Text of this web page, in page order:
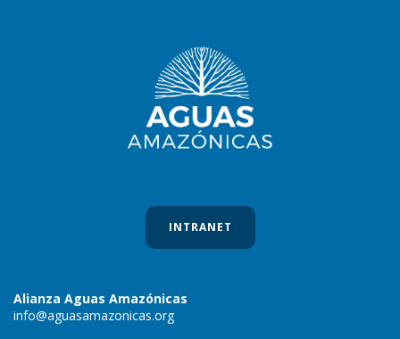
INTRANET
Alianza Aguas Amazónicas
info@aguasamazonicas.org